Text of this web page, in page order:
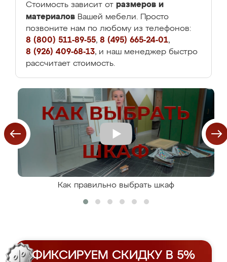
Стоимость зависит от размеров и
материалов Вашей мебели. Просто
позвоните нам по любому из телефонов:
8 (800) 511-89-55, 8 (495) 665-24-01,
8 (926) 409-68-13, и наш менеджер быстро
рассчитает стоимость.
Как правильно выбрать шкаф
ФИКСИРУЕМ СКИДКУ В 5%